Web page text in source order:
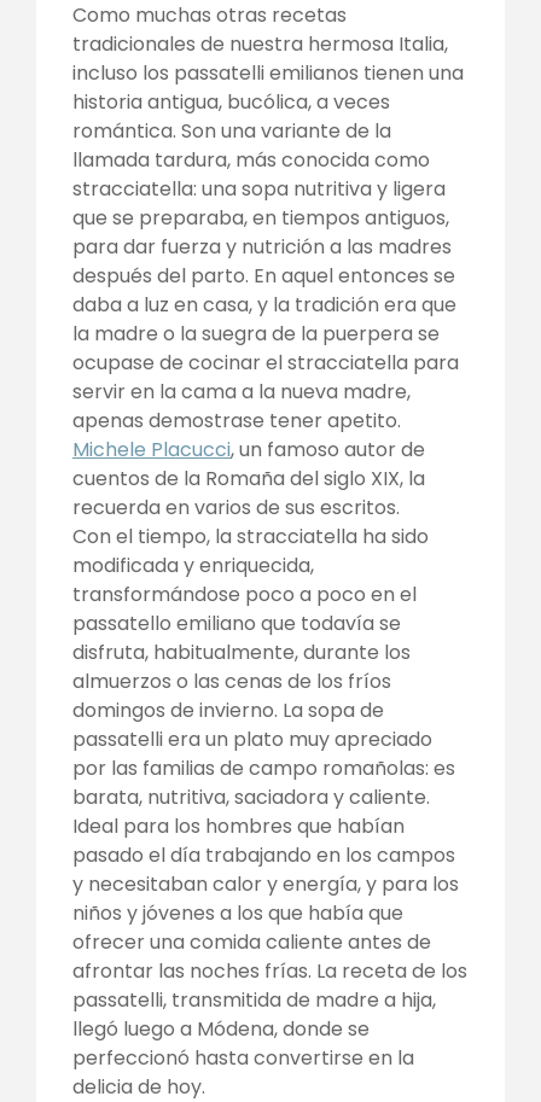
Como muchas otras recetas
tradicionales de nuestra hermosa Italia,
incluso los passatelli emilianos tienen una
historia antigua, bucólica, a veces
romántica. Son una variante de la
llamada tardura, más conocida como
stracciatella: una sopa nutritiva y ligera
que se preparaba, en tiempos antiguos,
para dar fuerza y nutrición a las madres
después del parto. En aquel entonces se
daba a luz en casa, y la tradición era que
la madre o la suegra de la puerpera se
ocupase de cocinar el stracciatella para
servir en la cama a la nueva madre,
apenas demostrase tener apetito.
Michele Placucci, un famoso autor de
cuentos de la Romaña del siglo XIX, la
recuerda en varios de sus escritos.
Con el tiempo, la stracciatella ha sido
modificada y enriquecida,
transformándose poco a poco en el
passatello emiliano que todavía se
disfruta, habitualmente, durante los
almuerzos o las cenas de los fríos
domingos de invierno. La sopa de
passatelli era un plato muy apreciado
por las familias de campo romañolas: es
barata, nutritiva, saciadora y caliente.
Ideal para los hombres que habían
pasado el día trabajando en los campos
y necesitaban calor y energía, y para los
niños y jóvenes a los que había que
ofrecer una comida caliente antes de
afrontar las noches frías. La receta de los
passatelli, transmitida de madre a hija,
llegó luego a Módena, donde se
perfeccionó hasta convertirse en la
delicia de hoy.